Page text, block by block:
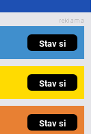
Stav si
Stav si
Stav si